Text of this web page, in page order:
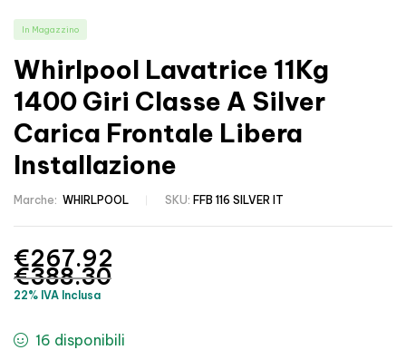
In Magazzino
Whirlpool Lavatrice 11Kg
1400 Giri Classe A Silver
Carica Frontale Libera
Installazione
Marche: WHIRLPOOL SKU: FFB 116 SILVER IT
€388.30
€267.92
22% IVA Inclusa
16 disponibili